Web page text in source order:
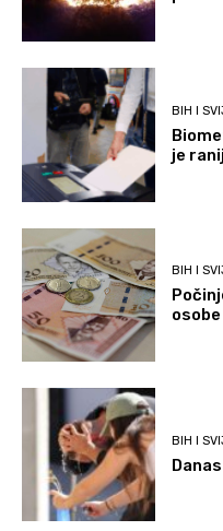
BIH I
je
BIH I
BIH I